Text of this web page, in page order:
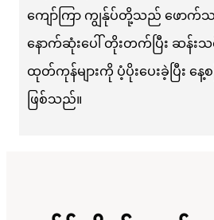
ကျော်ကြာ ကျွန်ုပ်တို့သည် ဖောက်သ
နောက်ဆုံးပေါ် တိုးတက်ပြီး ဆန်
ထုတ်ကုန်များကို ပံ့ပိုးပေးခဲ့ပြီး
ဖြစ်သည်။